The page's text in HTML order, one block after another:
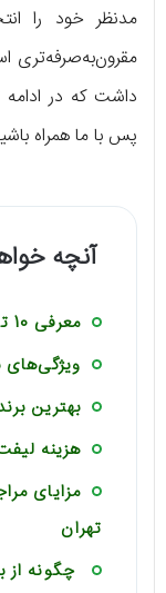
مدنظر خود را
مقرون‌به‌صرفه‌تری
داشت که در
پس با ما همراه
آنچه
معرفی 10 تا از بهترین دکتر لیفت با نخ در تهران
ویژگی‌های
بهترین
هزینه
مزایای
تهران
چگونه از